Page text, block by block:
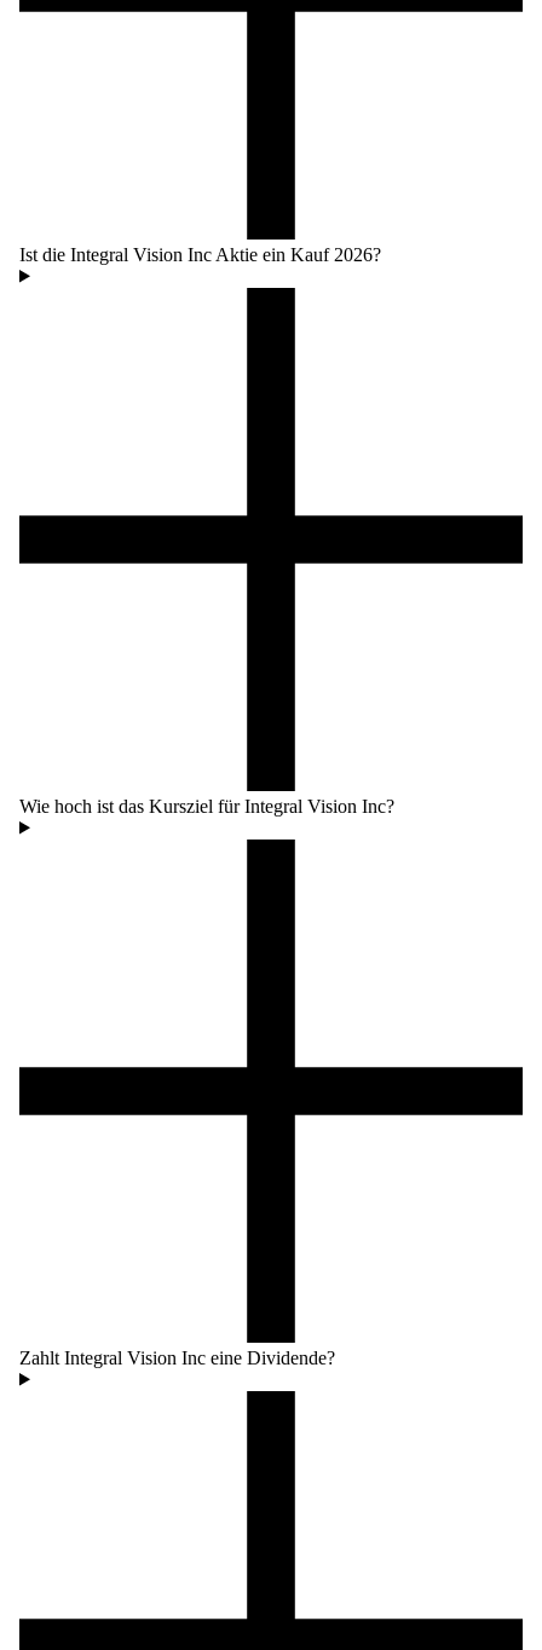
Ist die Integral Vision Inc Aktie ein Kauf 2026?
Wie hoch ist das Kursziel für Integral Vision Inc?
Zahlt Integral Vision Inc eine Dividende?